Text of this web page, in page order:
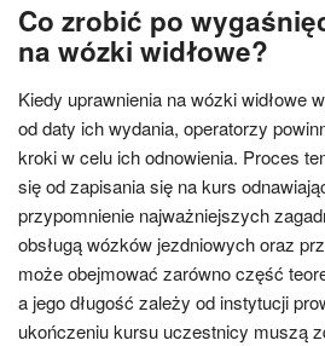
Co zrobić po
na wózki widłowe?
Kiedy uprawnienia na wózki widłowe
od daty ich wydania, operatorzy
kroki w celu ich odnowienia. Proces
się od zapisania się na kurs
przypomnienie najważniejszych
obsługą wózków jezdniowych oraz
może obejmować zarówno część
a jego długość zależy od instytucji
ukończeniu kursu uczestnicy muszą